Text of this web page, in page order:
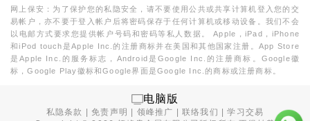
网上保安：为了保护您的私隐安全，请不要使用公共或共享计算机登入您的交
易帐户，亦不要于登入帐户后将密码保存于任何计算机或移动设备。我们不会
以电邮方式要求您提供帐户号码和密码等私人数据。 Apple，iPad，iPhone
和iPod touch是Apple Inc.的注册商标并在美国和其他国家注册。App Store
是Apple Inc.的服务标志，Android是Google Inc.的注册商标。Google徽
标，Google Play徽标和Google界面是Google Inc.的商标或注册商标。
电脑版
私隐条款 |免责声明 领峰推广 |联络我们 |学习交易